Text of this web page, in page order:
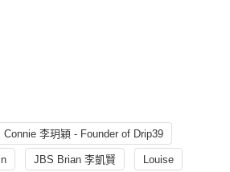
Connie 李玥穎 - Founder of Drip39
In JBS Brian 李凱賢 Louise